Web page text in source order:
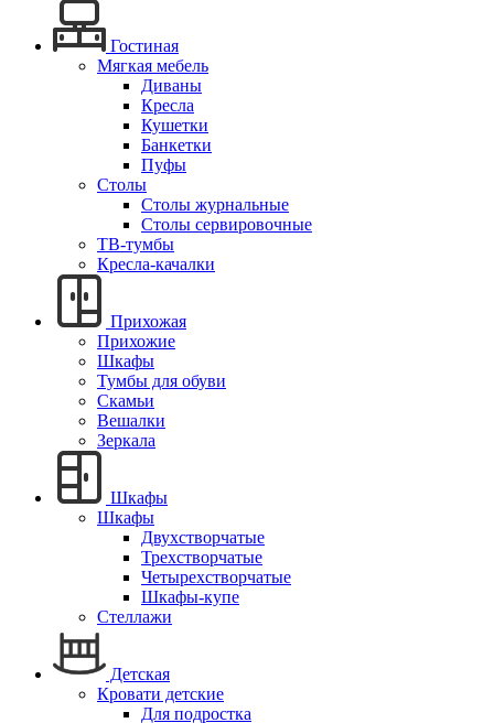
Гостиная
Мягкая мебель
Диваны
Кресла
Кушетки
Банкетки
Пуфы
Столы
Столы журнальные
Столы сервировочные
ТВ-тумбы
Кресла-качалки
Прихожая
Прихожие
Шкафы
Тумбы для обуви
Скамьи
Вешалки
Зеркала
Шкафы
Шкафы
Двухстворчатые
Трехстворчатые
Четырехстворчатые
Шкафы-купе
Стеллажи
Детская
Кровати детские
Для подростка